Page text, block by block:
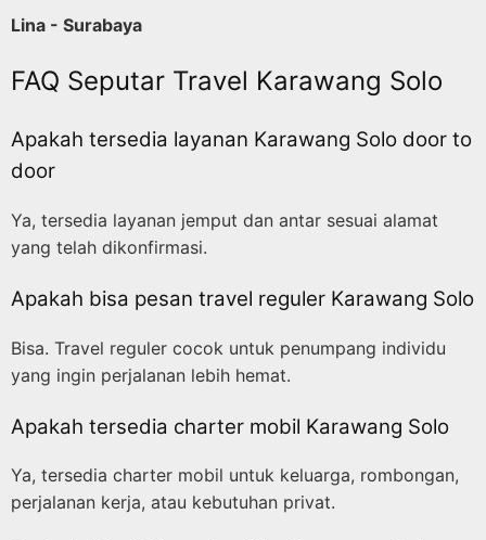
Lina - Surabaya
FAQ Seputar Travel Karawang Solo
Apakah tersedia layanan Karawang Solo door to
door
Ya, tersedia layanan jemput dan antar sesuai alamat
yang telah dikonfirmasi.
Apakah bisa pesan travel reguler Karawang Solo
Bisa. Travel reguler cocok untuk penumpang individu
yang ingin perjalanan lebih hemat.
Apakah tersedia charter mobil Karawang Solo
Ya, tersedia charter mobil untuk keluarga, rombongan,
perjalanan kerja, atau kebutuhan privat.